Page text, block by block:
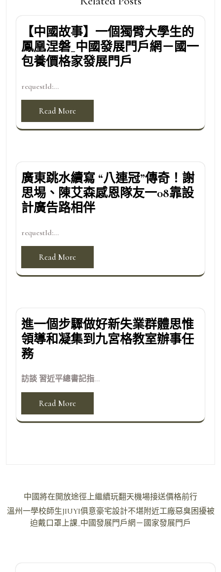
【中國故事】一個獨臂大學生的
鳳凰涅磐_中國發展門戶網－國一
包養價格家發展門戶
requestId:...
Read More
廣東跳水續寫 “八連冠”傳奇！謝
思埸、陳艾森感恩隊友一08靠設
計廣告路相伴
requestId:...
Read More
進一個步驟做好新失業群體思惟
領導和凝集到九宮格教室辦事任
務
訪談 習近平總書記指...
Read More
章
中國將在開放途徑上繼續玩翻天機場接送價格前行
溫州一學校師生JIUYI俱意豪宅設計不堪附近工廠惡臭困擾被
迫戴口罩上課_中國發展門戶網－國家發展門戶